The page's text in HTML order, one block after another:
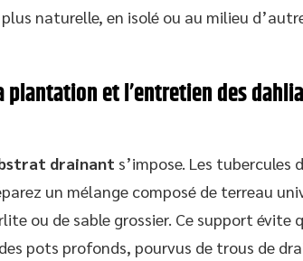
naturelle, en isolé ou au milieu
plantation et l’entretien des
drainant s’impose. Les tubercules
un mélange composé de terreau
ou de sable grossier. Ce support évite
pots profonds, pourvus de trous de